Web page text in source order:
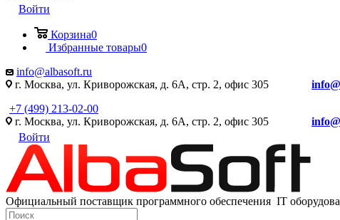
Войти
Корзина0
Избранные товары0
info@albasoft.ru
г. Москва, ул. Криворожская, д. 6А, стр. 2, офис 305
+7 (499) 213-02-00
г. Москва, ул. Криворожская, д. 6А, стр. 2, офис 305
Войти
Официальный поставщик программного обеспечения IT